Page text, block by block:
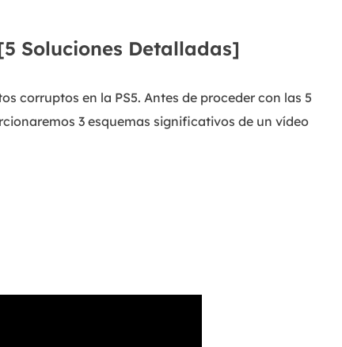
Soluciones Detalladas]
corruptos en la PS5. Antes de proceder con las 5
3 esquemas significativos de un vídeo